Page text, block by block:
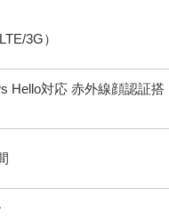
3G）
Hello対応 赤外線顔認証搭